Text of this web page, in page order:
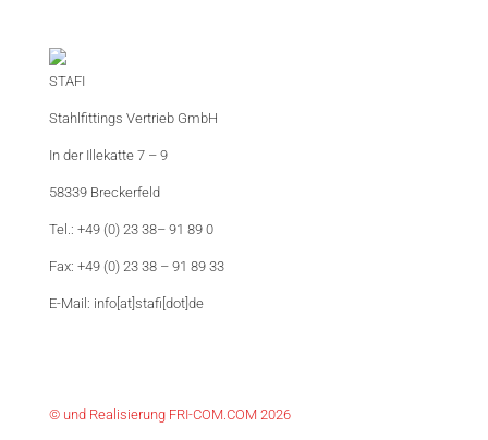
STAFI
Stahlfittings Vertrieb GmbH
In der Illekatte 7 – 9
58339 Breckerfeld
Tel.: +49 (0) 23 38– 91 89 0
Fax: +49 (0) 23 38 – 91 89 33
E-Mail: info[at]stafi[dot]de
© und Realisierung FRI-COM.COM 2026